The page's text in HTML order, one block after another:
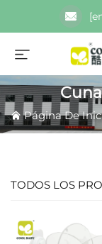
Página De
TODOS LOS